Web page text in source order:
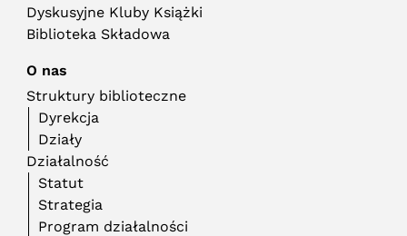
Dyskusyjne Kluby Książki
Biblioteka Składowa
O nas
Struktury biblioteczne
Dyrekcja
Działy
Działalność
Statut
Strategia
Program działalności